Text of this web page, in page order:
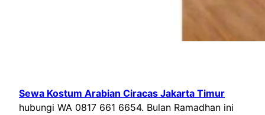
Sewa Kostum Arabian Ciracas Jakarta Timur
hubungi WA 0817 661 6654. Bulan Ramadhan ini